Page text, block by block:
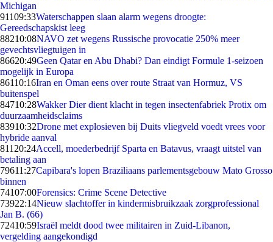
Michigan
91109:33Waterschappen slaan alarm wegens droogte:
Gereedschapskist leeg
88210:08NAVO zet wegens Russische provocatie 250% meer
gevechtsvliegtuigen in
86620:49Geen Qatar en Abu Dhabi? Dan eindigt Formule 1-seizoen
mogelijk in Europa
86110:16Iran en Oman eens over route Straat van Hormuz, VS
buitenspel
84710:28Wakker Dier dient klacht in tegen insectenfabriek Protix om
duurzaamheidsclaims
83910:32Drone met explosieven bij Duits vliegveld voedt vrees voor
hybride aanval
811 20:24Accell, moederbedrijf Sparta en Batavus, vraagt uitstel van
betaling aan
79611:27Capibara's lopen Braziliaans parlementsgebouw Mato Grosso
binnen
74107:00Forensics: Crime Scene Detective
73922:14Nieuw slachtoffer in kindermisbruikzaak zorgprofessional
Jan B. (66)
72410:59Israël meldt dood twee militairen in Zuid-Libanon,
vergelding aangekondigd